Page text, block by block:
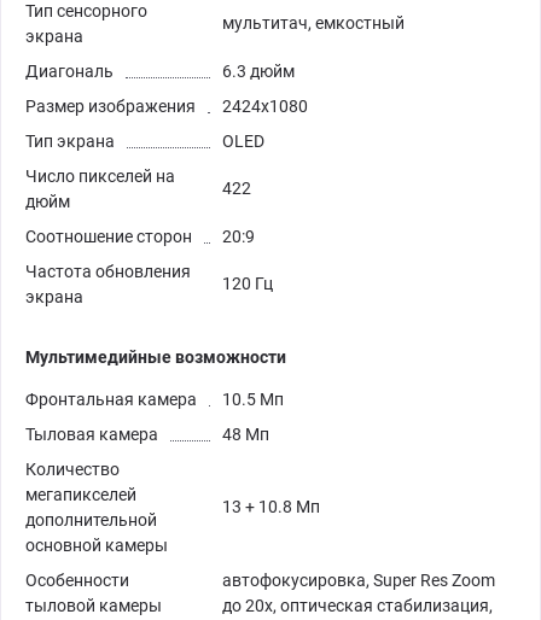
Тип сенсорного
экрана
мультитач, емкостный
Диагональ
6.3 дюйм
Размер изображения
2424x1080
Тип экрана
OLED
Число пикселей на
дюйм
422
Соотношение сторон
20:9
Частота обновления
экрана
120 Гц
Мультимедийные возможности
Фронтальная камера
10.5 Мп
Тыловая камера
48 Мп
Количество
мегапикселей
дополнительной
основной камеры
13 + 10.8 Мп
Особенности
тыловой камеры
автофокусировка, Super Res Zoom
до 20x, оптическая стабилизация,